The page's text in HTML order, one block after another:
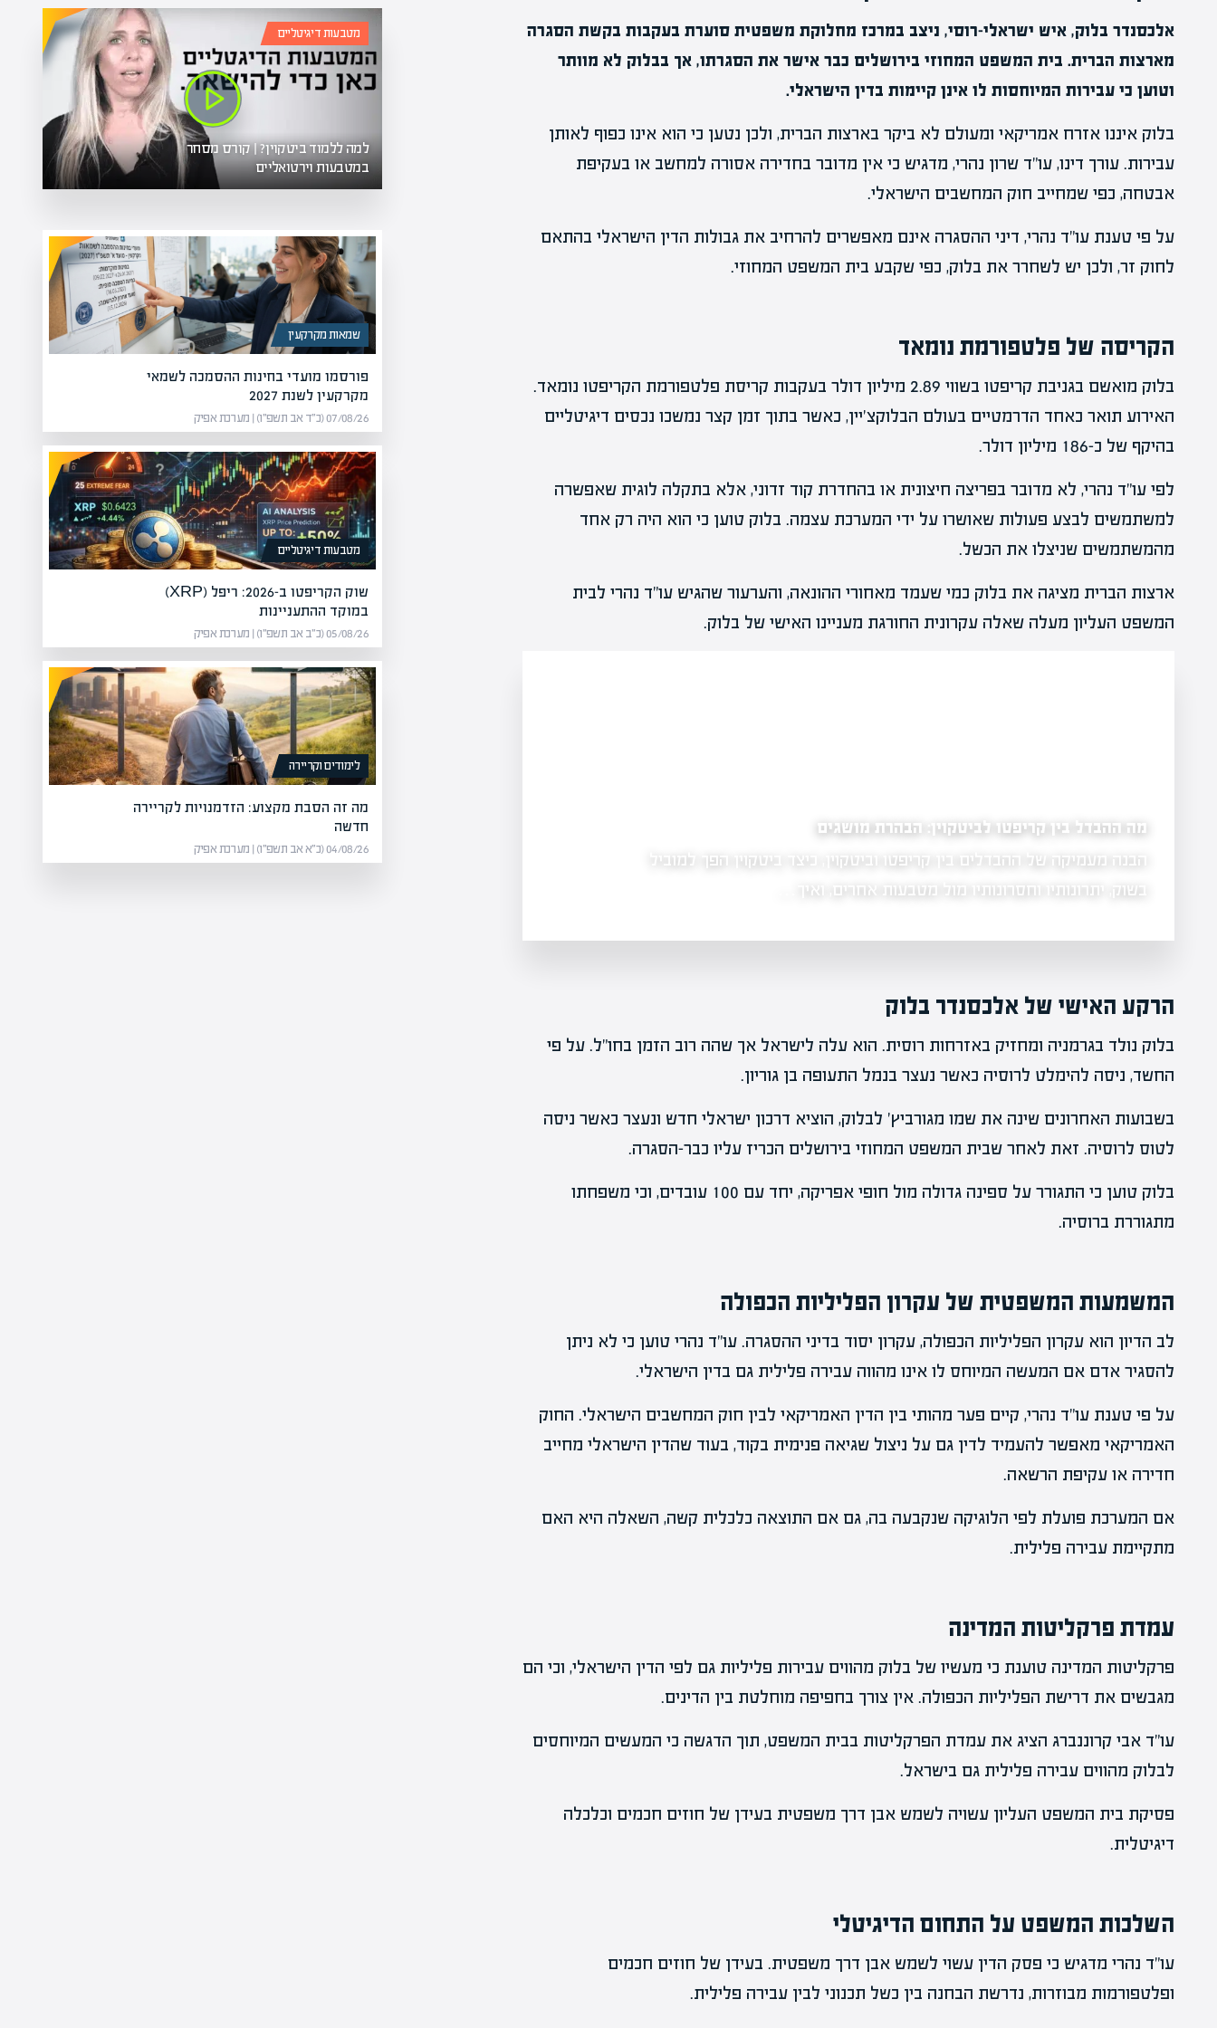
אלכסנדר בלוק, איש ישראלי-רוסי, ניצב במרכז מחלוקת משפטית סוערת בעקבות בקשת הסגרה
מארצות הברית. בית המשפט המחוזי בירושלים כבר אישר את הסגרתו, אך בבלוק לא מוותר
וטוען כי עבירות המיוחסות לו אינן קיימות בדין הישראלי.
בלוק איננו אזרח אמריקאי ומעולם לא ביקר בארצות הברית, ולכן נטען כי הוא אינו כפוף לאותן
עבירות. עורך דינו, עו"ד שרון נהרי, מדגיש כי אין מדובר בחדירה אסורה למחשב או בעקיפת
אבטחה, כפי שמחייב חוק המחשבים הישראלי.
על פי טענת עו"ד נהרי, דיני ההסגרה אינם מאפשרים להרחיב את גבולות הדין הישראלי בהתאם
לחוק זר, ולכן יש לשחרר את בלוק, כפי שקבע בית המשפט המחוזי.
הקריסה של פלטפורמת נומאד
בלוק מואשם בגניבת קריפטו בשווי 2.89 מיליון דולר בעקבות קריסת פלטפורמת הקריפטו נומאד.
האירוע תואר כאחד הדרמטיים בעולם הבלוקצ'יין, כאשר בתוך זמן קצר נמשכו נכסים דיגיטליים
בהיקף של כ-186 מיליון דולר.
לפי עו"ד נהרי, לא מדובר בפריצה חיצונית או בהחדרת קוד זדוני, אלא בתקלה לוגית שאפשרה
למשתמשים לבצע פעולות שאושרו על ידי המערכת עצמה. בלוק טוען כי הוא היה רק אחד
מהמשתמשים שניצלו את הכשל.
ארצות הברית מציגה את בלוק כמי שעמד מאחורי ההונאה, והערעור שהגיש עו"ד נהרי לבית
המשפט העליון מעלה שאלה עקרונית החורגת מעניינו האישי של בלוק.
מה ההבדל בין קריפטו לביטקוין: הבהרת מושגים
הבנה מעמיקה של ההבדלים בין קריפטו וביטקוין, כיצד ביטקוין הפך למוביל
בשוק, יתרונותיו וחסרונותיו מול מטבעות אחרים, ואיך…
השקעה במטבעות וירטואליים יכולה להציע הזדמנויות מניבות, אך גם כוללת
הרקע האישי של אלכסנדר בלוק
בלוק נולד בגרמניה ומחזיק באזרחות רוסית. הוא עלה לישראל אך שהה רוב הזמן בחו"ל. על פי
החשד, ניסה להימלט לרוסיה כאשר נעצר בנמל התעופה בן גוריון.
בשבועות האחרונים שינה את שמו מגורביץ' לבלוק, הוציא דרכון ישראלי חדש ונעצר כאשר ניסה
לטוס לרוסיה. זאת לאחר שבית המשפט המחוזי בירושלים הכריז עליו כבר-הסגרה.
בלוק טוען כי התגורר על ספינה גדולה מול חופי אפריקה, יחד עם 100 עובדים, וכי משפחתו
מתגוררת ברוסיה.
המשמעות המשפטית של עקרון הפליליות הכפולה
לב הדיון הוא עקרון הפליליות הכפולה, עקרון יסוד בדיני ההסגרה. עו"ד נהרי טוען כי לא ניתן
להסגיר אדם אם המעשה המיוחס לו אינו מהווה עבירה פלילית גם בדין הישראלי.
על פי טענת עו"ד נהרי, קיים פער מהותי בין הדין האמריקאי לבין חוק המחשבים הישראלי. החוק
האמריקאי מאפשר להעמיד לדין גם על ניצול שגיאה פנימית בקוד, בעוד שהדין הישראלי מחייב
חדירה או עקיפת הרשאה.
אם המערכת פועלת לפי הלוגיקה שנקבעה בה, גם אם התוצאה כלכלית קשה, השאלה היא האם
מתקיימת עבירה פלילית.
עמדת פרקליטות המדינה
פרקליטות המדינה טוענת כי מעשיו של בלוק מהווים עבירות פליליות גם לפי הדין הישראלי, וכי הם
מגבשים את דרישת הפליליות הכפולה. אין צורך בחפיפה מוחלטת בין הדינים.
עו"ד אבי קרוננברג הציג את עמדת הפרקליטות בבית המשפט, תוך הדגשה כי המעשים המיוחסים
לבלוק מהווים עבירה פלילית גם בישראל.
פסיקת בית המשפט העליון עשויה לשמש אבן דרך משפטית בעידן של חוזים חכמים וכלכלה
דיגיטלית.
השלכות המשפט על התחום הדיגיטלי
עו"ד נהרי מדגיש כי פסק הדין עשוי לשמש אבן דרך משפטית. בעידן של חוזים חכמים
ופלטפורמות מבוזרות, נדרשת הבחנה בין כשל תכנוני לבין עבירה פלילית.
מטבעות דיגיטליים
למה ללמוד ביטקוין? | קורס מסחר
במטבעות וירטואליים
שמאות מקרקעין
פורסמו מועדי בחינות ההסמכה לשמאי
מקרקעין לשנת 2027
07/08/26 (כ״ד אב תשפ״ו) | מערכת אפיק
מטבעות דיגיטליים
שוק הקריפטו ב-2026: ריפל (XRP)
במוקד ההתעניינות
05/08/26 (כ״ב אב תשפ״ו) | מערכת אפיק
לימודים וקריירה
מה זה הסבת מקצוע: הזדמנויות לקריירה
חדשה
04/08/26 (כ״א אב תשפ״ו) | מערכת אפיק